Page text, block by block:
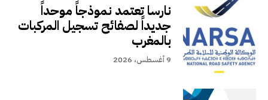
نارسا تعتمد نموذجاً موحداً
جديداً لصفائح تسجيل المركبات
بالمغرب
9 أغسطس، 2026